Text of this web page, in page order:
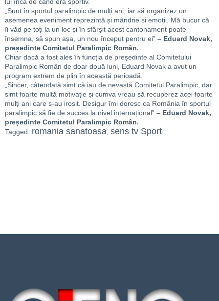
lui încă de când era sportiv.
„Sunt în sportul paralimpic de mulți ani, iar să organizez un
asemenea eveniment reprezintă și mândrie și emoții. Mă bucur că
îi văd pe toți la un loc și în sfârșit acest cantonament poate
însemna, să spun așa, un nou început pentru ei” – Eduard Novak,
președinte Comitetul Paralimpic Român.
Chiar dacă a fost ales în funcția de președinte al Comitetului
Paralimpic Român de doar două luni, Eduard Novak a avut un
program extrem de plin în această perioadă.
„Sincer, câteodată simt că iau de nevastă Comitetul Paralimpic, dar
simt foarte multă motivație și cumva vreau să recuperez acei foarte
mulți ani care s-au irosit. Desigur îmi doresc ca România în sportul
paralimpic să fie de succes la nivel internațional” – Eduard Novak,
președinte Comitetul Paralimpic Român.
Tagged: romania sanatoasa, sens tv Sport